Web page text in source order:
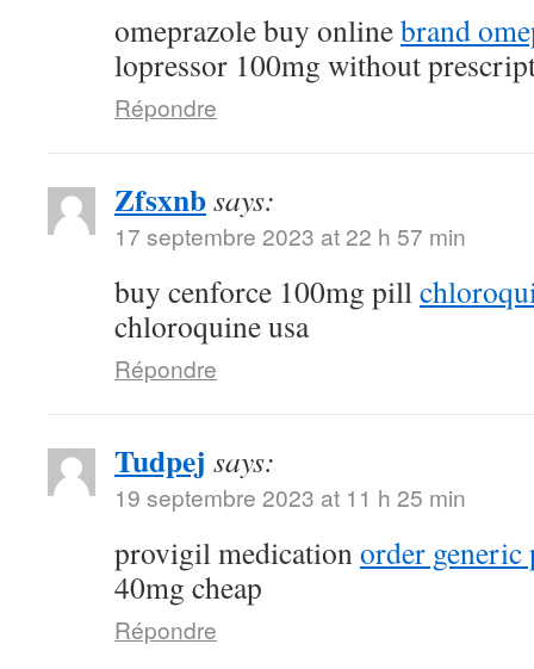
omeprazole buy onlinebrand
lopressor 100mg without
Répondre
Zfsxnbsays:
17 septembre 2023 at 22 h 57 min
buy cenforce 100mg pill
chloroquine usa
Répondre
Tudpej says:
19 septembre 2023 at 11 h 25 min
provigil medicationorder
40mg cheap
Répondre